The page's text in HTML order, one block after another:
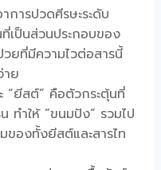
ารปวดศีรษะระดับ
เป็นส่วนประกอบของ
ยที่มีความไวต่อสารนี้
าย
“ยีสต์” คือตัวกระตุ้นที่
ทำให้ “ขนมปัง” รวมไป
องทั้งยีสต์และสารไท